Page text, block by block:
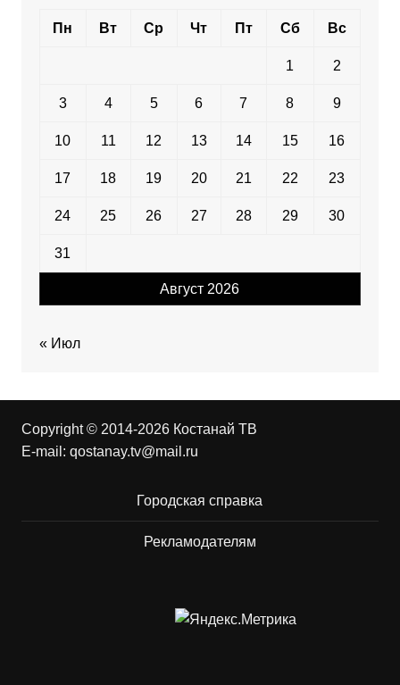
Август 2026
Пн Вт Ср Чт Пт Сб Вс
1 2
3 4 5 6 7 8 9
10 11 12 13 14 15 16
17 18 19 20 21 22 23
24 25 26 27 28 29 30
31
« Июл
Copyright © 2014-2026 Костанай ТВ
E-mail: qostanay.tv@mail.ru
Городская справка
Рекламодателям